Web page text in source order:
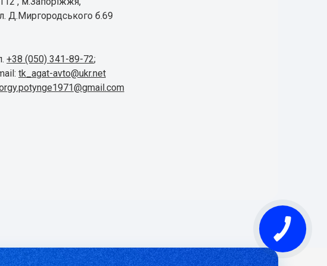
Д.Миргородського б.69
+38 (050) 341-89-72;
tk_agat-avto@ukr.net